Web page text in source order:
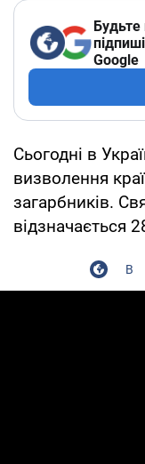
Будьте
Google
Сьогодні в
визволення
загарбників.
відзначається